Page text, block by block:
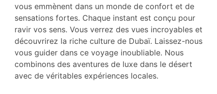
vous emmènent dans un monde de confort et de
sensations fortes. Chaque instant est conçu pour
ravir vos sens. Vous verrez des vues incroyables et
découvrirez la riche culture de Dubaï. Laissez-nous
vous guider dans ce voyage inoubliable. Nous
combinons des aventures de luxe dans le désert
avec de véritables expériences locales.